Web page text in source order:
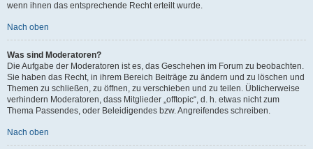
wenn ihnen das entsprechende Recht erteilt wurde.
Nach oben
Was sind Moderatoren?
Die Aufgabe der Moderatoren ist es, das Geschehen im Forum zu beobachten.
Sie haben das Recht, in ihrem Bereich Beiträge zu ändern und zu löschen und
Themen zu schließen, zu öffnen, zu verschieben und zu teilen. Üblicherweise
verhindern Moderatoren, dass Mitglieder „offtopic“, d. h. etwas nicht zum
Thema Passendes, oder Beleidigendes bzw. Angreifendes schreiben.
Nach oben